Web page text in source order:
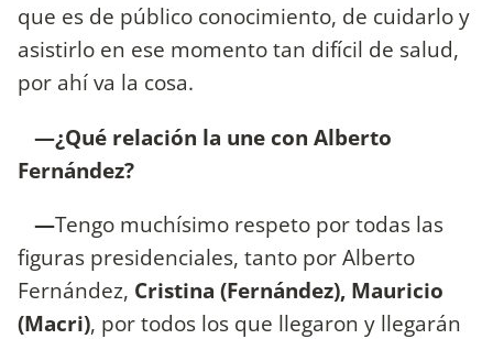
que es de público conocimiento, de cuidarlo y
asistirlo en ese momento tan difícil de salud,
por ahí va la cosa.
—¿Qué relación la une con Alberto
Fernández?
—Tengo muchísimo respeto por todas las
figuras presidenciales, tanto por Alberto
Fernández, Cristina (Fernández), Mauricio
(Macri), por todos los que llegaron y llegarán